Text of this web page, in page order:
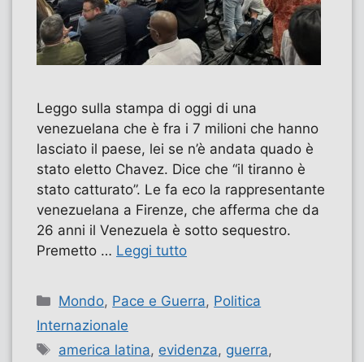
Leggo sulla stampa di oggi di una
venezuelana che è fra i 7 milioni che hanno
lasciato il paese, lei se n’è andata quado è
stato eletto Chavez. Dice che “il tiranno è
stato catturato”. Le fa eco la rappresentante
venezuelana a Firenze, che afferma che da
26 anni il Venezuela è sotto sequestro.
Premetto … Leggi tutto
Categorie
Mondo, Pace e Guerra, Politica
Internazionale
Tag
america latina, evidenza, guerra,